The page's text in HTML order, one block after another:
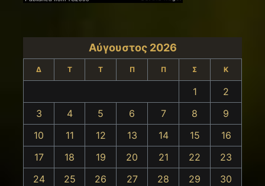
Αύγουστος 2026
Δ Τ Τ Π Π Σ Κ
1
2
3
4 5 6 7 8
9
10
11 12 13 14 15
16
17
18 19 20 21 22
23
24
25 26 27 28 29
30